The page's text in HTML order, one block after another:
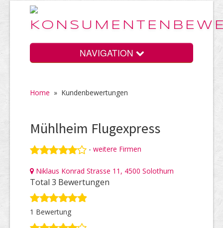
NAVIGATION
Home
Vorteile
Preise
HELP Awards
Home » Kundenbewertungen
Mühlheim Flugexpress
- weitere Firmen
Niklaus Konrad Strasse 11, 4500 Solothurn
Total 3 Bewertungen
1 Bewertung